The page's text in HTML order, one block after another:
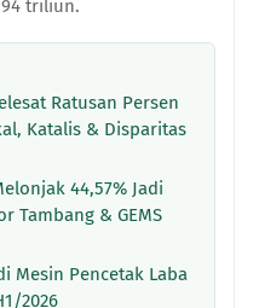
triliun.
Ratusan Persen
Katalis & Disparitas
44,57% Jadi
Tambang & GEMS
Mesin Pencetak Laba
2026